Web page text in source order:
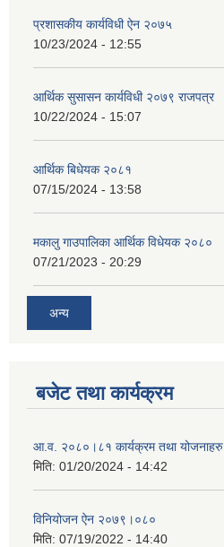
प्रशासकीय कार्यविधी ऐन २०७५
10/23/2024 - 12:55
आर्थिक सुसासन कार्यविधी २०७९ राजपत्र
10/22/2024 - 15:07
आर्थिक बिधेयक २०८१
07/15/2024 - 13:58
मकालु गाउपालिका आर्थिक विधेयक २०८०
07/21/2023 - 20:29
अन्य
बजेट तथा कार्यक्रम
आ.व. २०८०।८१ कार्यक्रम तथा योजनाहरु
मिति: 01/20/2024 - 14:42
विनियोजन ऐन २०७९।०८०
मिति: 07/19/2022 - 14:40